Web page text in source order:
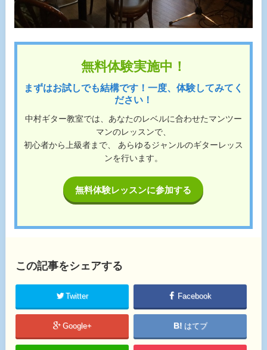
無料体験実施中！
まずはお試しでも結構です！一度、体験してみてく
ださい！
中村ギター教室では、あなたのレベルに合わせたマンツー
マンのレッスンで、
初心者から上級者まで、 あらゆるジャンルのギターレッス
ンを行います。
無料体験レッスンに参加する
この記事をシェアする
Twitter Facebook
Google+ はてブ